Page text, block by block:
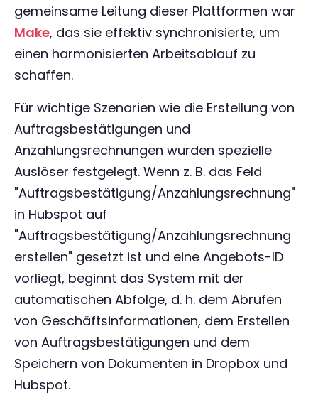
gemeinsame Leitung dieser Plattformen war
Make, das sie effektiv synchronisierte, um
einen harmonisierten Arbeitsablauf zu
schaffen.
Für wichtige Szenarien wie die Erstellung von
Auftragsbestätigungen und
Anzahlungsrechnungen wurden spezielle
Auslöser festgelegt. Wenn z. B. das Feld
"Auftragsbestätigung/Anzahlungsrechnung"
in Hubspot auf
"Auftragsbestätigung/Anzahlungsrechnung
erstellen" gesetzt ist und eine Angebots-ID
vorliegt, beginnt das System mit der
automatischen Abfolge, d. h. dem Abrufen
von Geschäftsinformationen, dem Erstellen
von Auftragsbestätigungen und dem
Speichern von Dokumenten in Dropbox und
Hubspot.